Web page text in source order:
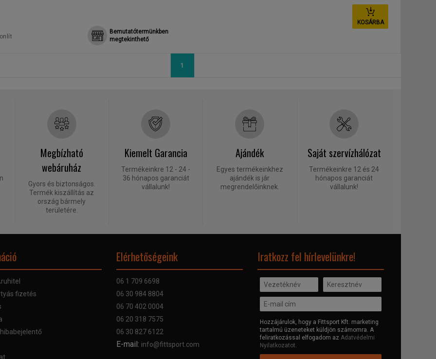
KOSÁRBA
Bemutatótermünkben
megtekinthető
1
Megbízható
webáruház
Gyors és biztonságos.
Termék kiszállítás az
ország bármely
területére.
Kiemelt Garancia
Termékeinkre 12 - 24 -
36 hónapos garanciát
vállalunk!
Ajándék
Egyes termékeinkhez
ajándék is jár
megrendelőinknek.
Saját szervízhálózat
Termékeinkre 12 és 24
hónapos garanciát
vállalunk!
fizetés
Elérhetőségeink
06 1 709 6698
06 30 984 8804
06 70 402 0004
06 20 318 7575
06 30 827 6122
E-mail: info@fittsport.com
Iratkozz fel hírlevelünkre!
Hozzájárulok, hogy a Fittsport Kft. marketing
tartalmú üzeneteket küldjön számomra. A
feliratkozással elfogadom az Adatvédelmi
Nyilatkozatot.